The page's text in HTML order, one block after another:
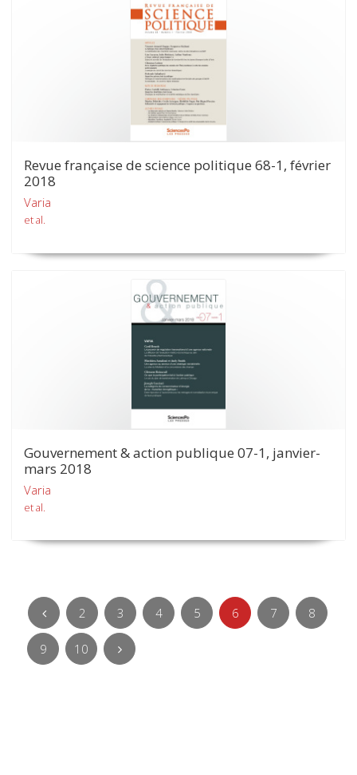
Revue française de science politique 68-1, février
2018
Varia
et al.
Gouvernement & action publique 07-1, janvier-
mars 2018
Varia
et al.
2 3 4 5 6 7 8
9 10